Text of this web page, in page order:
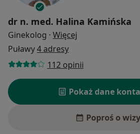
dr n. med. Halina Kamińska
Ginekolog · Więcej
Puławy4 adresy
112 opinii
Pokaż dane
Poproś o